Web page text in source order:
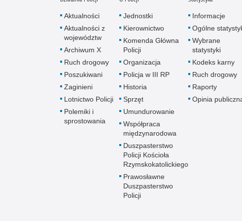
Aktualności
Aktualności z
województw
Archiwum X
Ruch drogowy
Poszukiwani
Zaginieni
Lotnictwo Policji
Polemiki i
sprostowania
Jednostki
Kierownictwo
Komenda Główna
Policji
Organizacja
Policja w III RP
Historia
Sprzęt
Umundurowanie
Współpraca
międzynarodowa
Duszpasterstwo
Policji Kościoła
Rzymskokatolickiego
Prawosławne
Duszpasterstwo
Policji
Informacje
Ogólne
Wybrane
statystyki
Kodeks karny
Ruch drogowy
Raporty
Opinia